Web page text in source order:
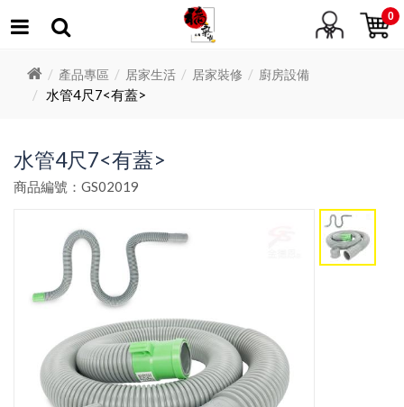
0
產品專區 居家生活 居家裝修 廚房設備
水管4尺7<有蓋>
水管4尺7<有蓋>
商品編號：GS02019